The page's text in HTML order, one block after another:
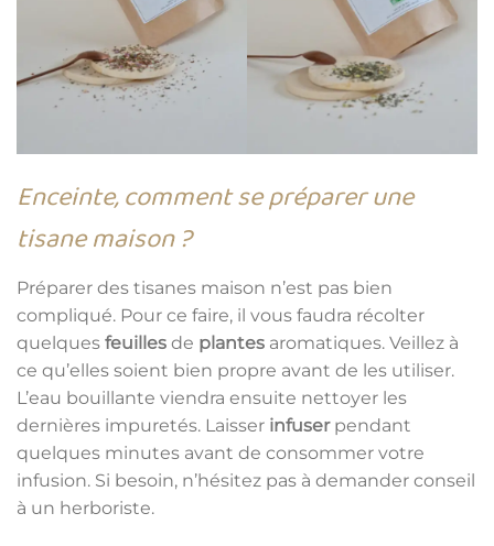
Enceinte, comment se préparer une
tisane maison ?
Préparer des tisanes maison n’est pas bien
compliqué. Pour ce faire, il vous faudra récolter
quelques feuilles de plantes aromatiques. Veillez à
ce qu’elles soient bien propre avant de les utiliser.
L’eau bouillante viendra ensuite nettoyer les
dernières impuretés. Laisser infuser pendant
quelques minutes avant de consommer votre
infusion. Si besoin, n’hésitez pas à demander conseil
à un herboriste.